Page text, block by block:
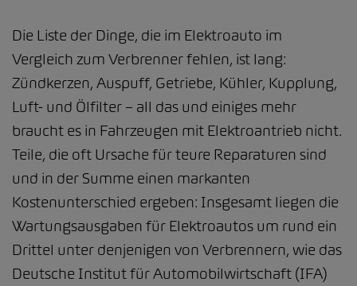
Die Liste der Dinge, die im Elektroauto im
Vergleich zum Verbrenner fehlen, ist lang:
Zündkerzen, Auspuff, Getriebe, Kühler, Kupplung,
Luft- und Ölfilter – all das und einiges mehr
braucht es in Fahrzeugen mit Elektroantrieb nicht.
Teile, die oft Ursache für teure Reparaturen sind
und in der Summe einen markanten
Kostenunterschied ergeben: Insgesamt liegen die
Wartungsausgaben für Elektroautos um rund ein
Drittel unter denjenigen von Verbrennern, wie das
Deutsche Institut für Automobilwirtschaft (IFA)